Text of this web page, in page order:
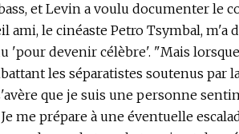
et Levin a voulu documenter le
le cinéaste Petro Tsymbal, m'a
'pour devenir célèbre'. "Mais
les séparatistes soutenus par
que je suis une personne
me prépare à une éventuelle